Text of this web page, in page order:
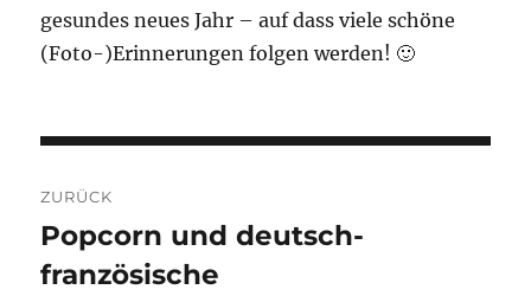
gesundes neues Jahr – auf dass viele schöne
(Foto-)Erinnerungen folgen werden! 🙂
ZURÜCK
Vorheriger
Beitrag:
Popcorn und deutsch-
französische